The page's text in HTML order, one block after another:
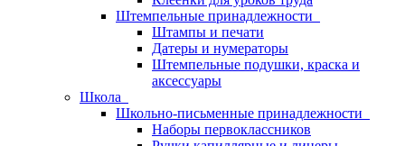
Штемпельные принадлежности
Штампы и печати
Датеры и нумераторы
Штемпельные подушки, краска и
аксессуары
Школа
Школьно-письменные принадлежности
Наборы первоклассников